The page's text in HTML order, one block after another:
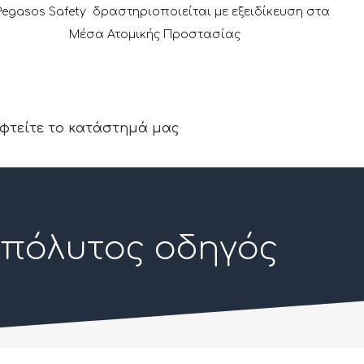
Safety δραστηριοποιείται με εξειδίκευση στα
Μέσα Ατομικής Προστασίας
το κατάστημά μας
οδηγός